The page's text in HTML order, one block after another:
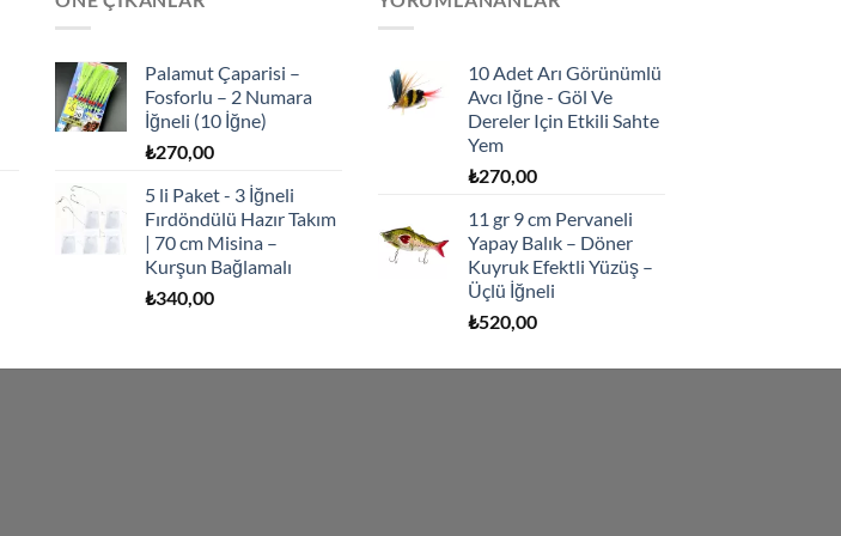
Palamut Çaparisi –
Fosforlu – 2 Numara
İğneli (10 İğne)
₺270,00
5 li Paket - 3 İğneli
Fırdöndülü Hazır Takım
| 70 cm Misina –
Kurşun Bağlamalı
₺340,00
10 Adet Arı Görünümlü
Avcı Iğne - Göl Ve
Dereler Için Etkili Sahte
Yem
₺270,00
11 gr 9 cm Pervaneli
Yapay Balık – Döner
Kuyruk Efektli Yüzüş –
Üçlü İğneli
₺520,00